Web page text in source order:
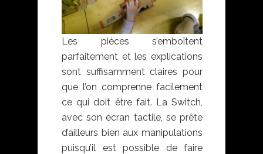
Les pièces s’emboîtent
parfaitement et les explications
sont suffisamment claires pour
que l’on comprenne facilement
ce qui doit être fait. La Switch,
avec son écran tactile, se prête
d’ailleurs bien aux manipulations
puisqu’il est possible de faire